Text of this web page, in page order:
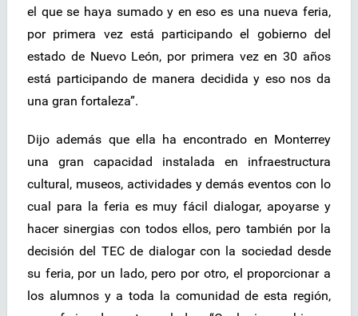
el que se haya sumado y en eso es una nueva feria,
por primera vez está participando el gobierno del
estado de Nuevo León, por primera vez en 30 años
está participando de manera decidida y eso nos da
una gran fortaleza”.
Dijo además que ella ha encontrado en Monterrey
una gran capacidad instalada en infraestructura
cultural, museos, actividades y demás eventos con lo
cual para la feria es muy fácil dialogar, apoyarse y
hacer sinergias con todos ellos, pero también por la
decisión del TEC de dialogar con la sociedad desde
su feria, por un lado, pero por otro, el proporcionar a
los alumnos y a toda la comunidad de esta región,